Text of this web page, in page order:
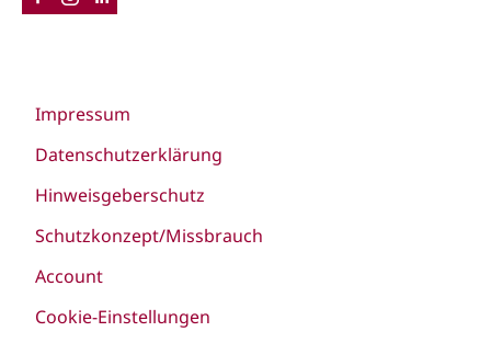
Impressum
Datenschutzerklärung
Hinweisgeberschutz
Schutzkonzept/Missbrauch
Account
Cookie-Einstellungen